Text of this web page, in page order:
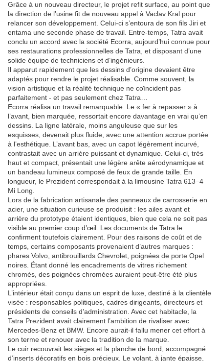
Grâce à un nouveau directeur, le projet refit surface, au point que
la direction de l’usine fit de nouveau appel à Vaclav Kral pour
relancer son développement. Celui-ci s’entoura de son fils Jiri et
entama une seconde phase de travail. Entre-temps, Tatra avait
conclu un accord avec la société Ecorra, aujourd’hui connue pour
ses restaurations professionnelles de Tatra, et disposant d’une
solide équipe de techniciens et d’ingénieurs.
Il apparut rapidement que les dessins d’origine devaient être
adaptés pour rendre le projet réalisable. Comme souvent, la
vision artistique et la réalité technique ne coïncident pas
parfaitement - et pas seulement chez Tatra…
Ecorra réalisa un travail remarquable. Le « fer à repasser » à
l’avant, bien marquée, ressortait encore davantage en vrai qu’en
dessins. La ligne latérale, moins anguleuse que sur les
esquisses, devenait plus fluide, avec une attention accrue portée
à l’esthétique. L’avant bas, avec un capot légèrement incurvé,
contrastait avec un arrière puissant et dynamique. Celui-ci, très
haut et compact, présentait une légère arête aérodynamique et
un bandeau lumineux composé de feux de grande taille. En
longueur, le Prezident correspondait à la limousine Tatra 613–4
Mi Long.
Lors de la fabrication artisanale des panneaux de carrosserie en
acier, une situation curieuse se produisit : les ailes avant et
arrière du prototype étaient identiques, bien que cela ne soit pas
visible au premier coup d’œil. Les documents de Tatra le
confirment toutefois clairement. Pour des raisons de coût et de
temps, certains composants provenaient d’autres marques :
phares Volvo, antibrouillards Chevrolet, poignées de porte Opel
noires. Étant donné les encadrements de vitres richement
chromés, des poignées chromées auraient peut-être été plus
appropriées.
L’intérieur était conçu dans un esprit de luxe, destiné à la clientèle
visée : responsables politiques, cadres dirigeants, directeurs et
présidents de conseils d’administration. Avec cet habitacle, la
Tatra Prezident avait clairement l’ambition de rivaliser avec
Mercedes-Benz et BMW. Encore aurait-il fallu mener cet effort à
son terme et renouer avec la tradition de la marque.
Le cuir recouvrait les sièges et la planche de bord, accompagné
d’inserts décoratifs en bois précieux. Le volant, à jante épaisse,